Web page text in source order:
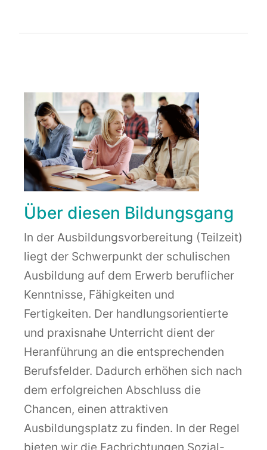
Über diesen Bildungsgang
In der Ausbildungsvorbereitung (Teilzeit)
liegt der Schwerpunkt der schulischen
Ausbildung auf dem Erwerb beruflicher
Kenntnisse, Fähigkeiten und
Fertigkeiten. Der handlungsorientierte
und praxisnahe Unterricht dient der
Heranführung an die entsprechenden
Berufsfelder. Dadurch erhöhen sich nach
dem erfolgreichen Abschluss die
Chancen, einen attraktiven
Ausbildungsplatz zu finden. In der Regel
bieten wir die Fachrichtungen Sozial-